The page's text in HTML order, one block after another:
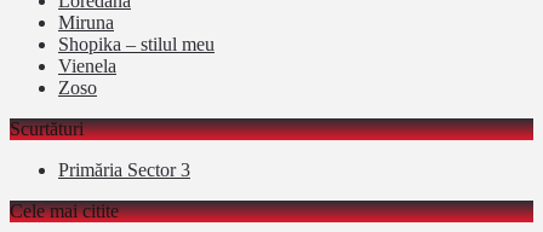
Miruna
Shopika – stilul meu
Vienela
Zoso
Scurtături
Primăria Sector 3
Cele mai citite